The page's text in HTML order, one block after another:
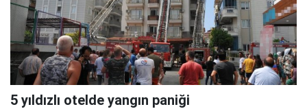
5 yıldızlı otelde yangın paniği